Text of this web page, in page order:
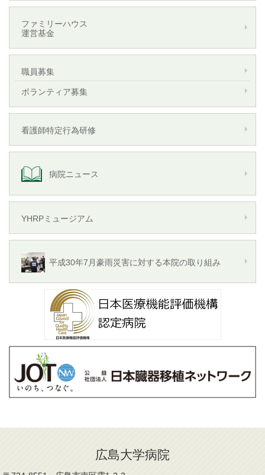
ファミリーハウス
運営基金
職員募集
ボランティア募集
看護師特定行為研修
病院ニュース
YHRPミュージアム
平成30年7月豪雨災害に対する本院の取り組み
広島大学病院